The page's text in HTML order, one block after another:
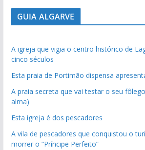
GUIA ALGARVE
A igreja que vigia o centro histórico de
cinco séculos
Esta praia de Portimão dispensa
A praia secreta que vai testar o seu
alma)
Esta igreja é dos pescadores
A vila de pescadores que conquistou o
morrer o “Príncipe Perfeito”